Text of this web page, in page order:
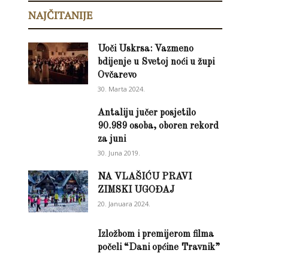
NAJČITANIJE
Uoči Uskrsa: Vazmeno
bdijenje u Svetoj noći u župi
Ovčarevo
30. Marta 2024.
Antaliju jučer posjetilo
90.989 osoba, oboren rekord
za juni
30. Juna 2019.
NA VLAŠIĆU PRAVI
ZIMSKI UGOĐAJ
20. Januara 2024.
Izložbom i premijerom filma
počeli “Dani općine Travnik”